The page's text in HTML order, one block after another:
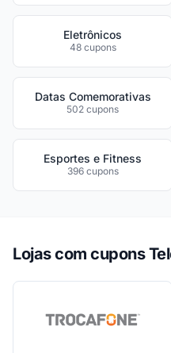
Eletrônicos
48 cupons
Datas Comemorativas
502 cupons
Esportes e Fitness
396 cupons
Lojas com cupons